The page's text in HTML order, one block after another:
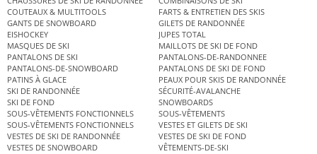
COUTEAUX & MULTITOOLS
FARTS & ENTRETIEN DES SKIS
GANTS DE SNOWBOARD
GILETS DE RANDONNÉE
EISHOCKEY
JUPES TOTAL
MASQUES DE SKI
MAILLOTS DE SKI DE FOND
PANTALONS DE SKI
PANTALONS-DE-RANDONNEE
PANTALONS-DE-SNOWBOARD
PANTALONS DE SKI DE FOND
PATINS À GLACE
PEAUX POUR SKIS DE RANDONNÉE
SKI DE RANDONNÉE
SÉCURITÉ-AVALANCHE
SKI DE FOND
SNOWBOARDS
SOUS-VÊTEMENTS FONCTIONNELS
SOUS-VÊTEMENTS
SOUS-VÊTEMENTS FONCTIONNELS
VESTES ET GILETS DE SKI
VESTES DE SKI DE RANDONNÉE
VESTES DE SKI DE FOND
VESTES DE SNOWBOARD
VÊTEMENTS-DE-SKI